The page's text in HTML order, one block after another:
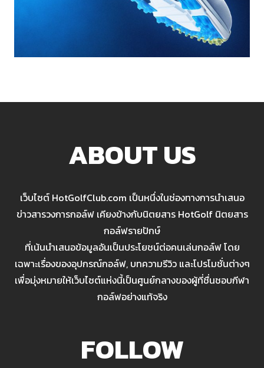
ABOUT US
เว็บไซต์ HotGolfClub.com เป็นหนึ่งในช่องทางการนำเสนอ
ข่าวสารวงการกอล์ฟ เคียงข้างกับนิตยสาร HotGolf นิตยสาร
กอล์ฟรายปักษ์
ที่เน้นนำเสนอข้อมูลอันเป็นประโยชน์ต่อคนเล่นกอล์ฟ โดย
เฉพาะเรื่องของอุปกรณ์กอล์ฟ, บทความรีวิว และโปรโมชั่นต่างๆ
เพื่อมุ่งหมายให้เว็บไซต์แห่งนี้เป็นศูนย์กลางของผู้ที่ชื่นชอบกีฬา
กอล์ฟอย่างแท้จริง
FOLLOW